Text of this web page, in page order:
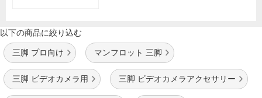
以下の商品に絞り込む
三脚 プロ向け マンフロット 三脚
三脚 ビデオカメラ用 三脚 ビデオカメラアクセサリー